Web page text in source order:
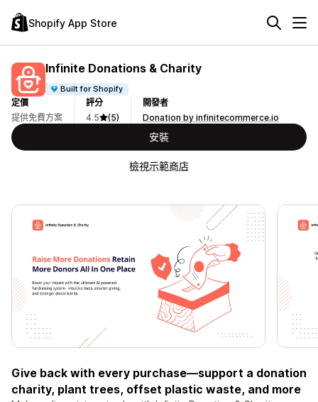
Shopify App Store
Infinite Donations & Charity
Built for Shopify
定價
提供免費方案
評分
4.5
(5)
開發者
Donation by infinitecommerce.io
安裝
檢視示範商店
Give back with every purchase—support a donation
charity, plant trees, offset plastic waste, and more